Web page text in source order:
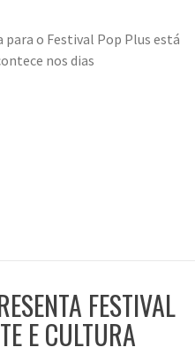
o Festival Pop Plus está
nos dias
FESTIVAL
E CULTURA